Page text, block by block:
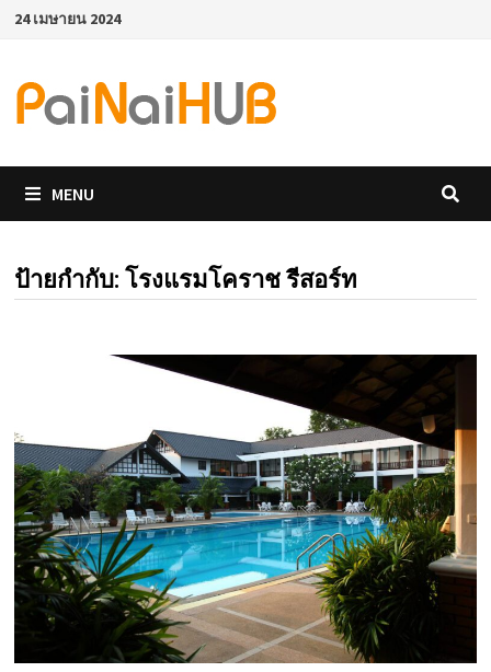
Skip24 เมษายน 2024
MENU
ป้ายกำกับ: โรงแรมโคราช รีสอร์ท